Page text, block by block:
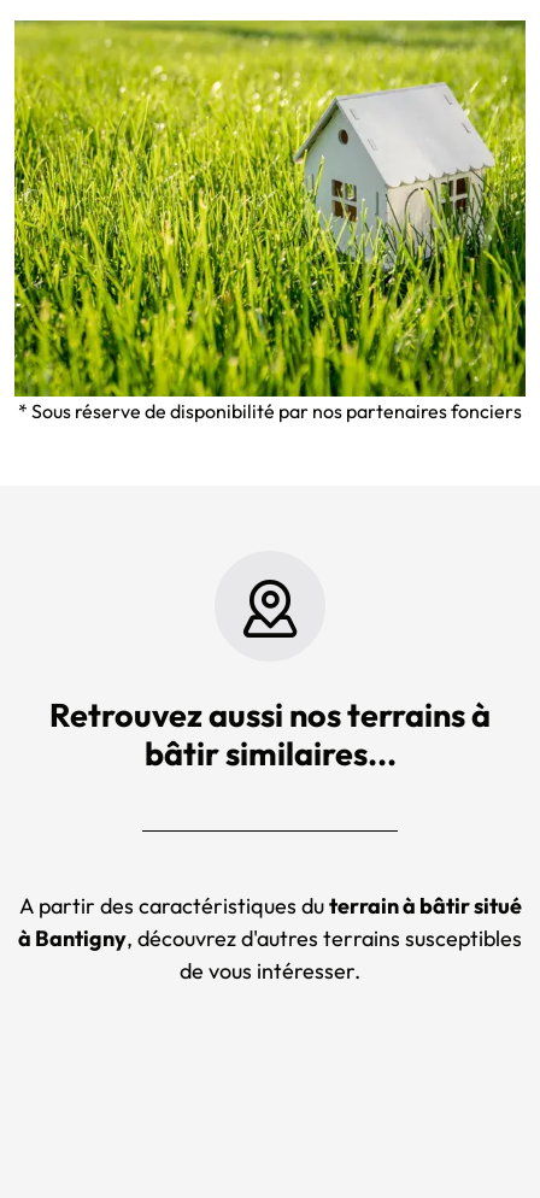
* Sous réserve de disponibilité par nos partenaires fonciers
Retrouvez aussi nos terrains à
bâtir similaires...
A partir des caractéristiques duterrain à bâtir situé
à Bantigny, découvrez d'autres terrains susceptibles
de vous intéresser.